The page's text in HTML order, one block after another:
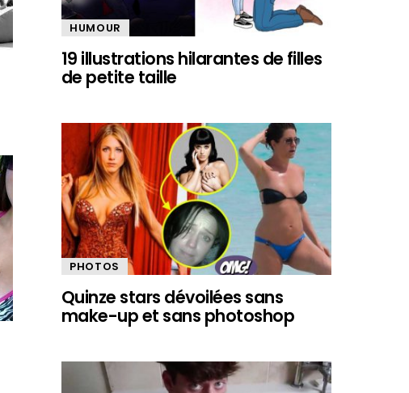
HUMOUR
19 illustrations hilarantes de filles
de petite taille
PHOTOS
Quinze stars dévoilées sans
make-up et sans photoshop